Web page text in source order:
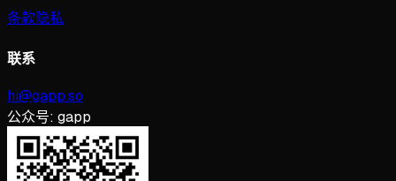
条款隐私
联系
hi@gapp.so
公众号: gapp